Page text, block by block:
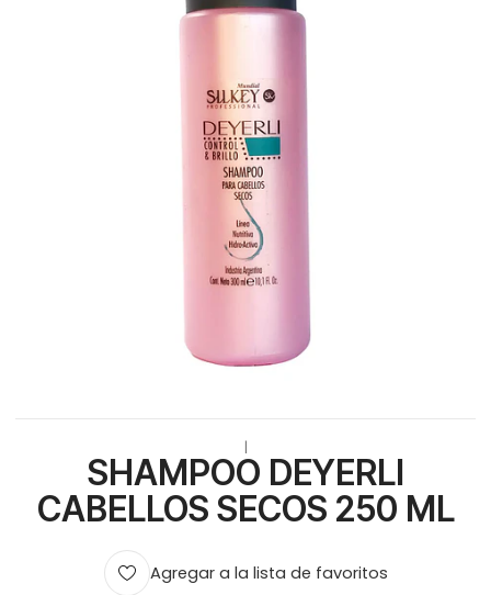
SHAMPOO DEYERLI
CABELLOS SECOS 250 ML
Agregar a la lista de favoritos